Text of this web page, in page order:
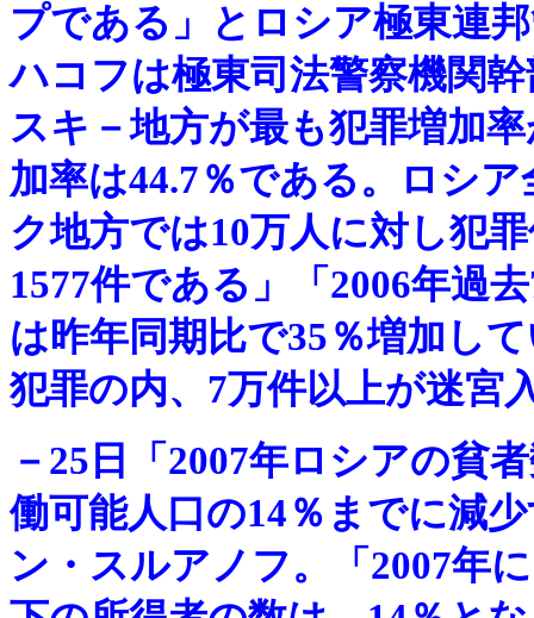
プである」とロシア極東連
ハコフは極東司法警察機関
スキ－地方が最も犯罪増加
加率は44.7％である。ロシ
ク地方では10万人に対し犯
1577件である」「2006年過
は昨年同期比で35％増加し
犯罪の内、7万件以上が迷宮
－ 25日「2007年ロシアの貧
働可能人口の14％までに減
ン・スルアノフ。「2007年